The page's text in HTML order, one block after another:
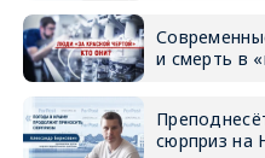
и смерть в
сюрприз на